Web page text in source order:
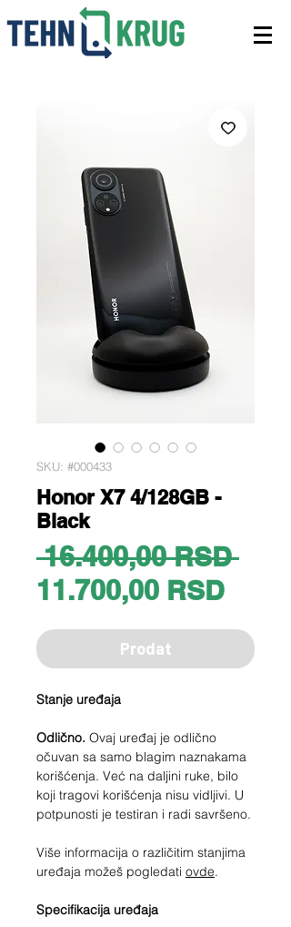
SKU: #000433
Honor X7 4/128GB -
Black
16.400,00 RSD
11.700,00 RSDSale
Price
Prodat
Stanje uređaja
Odlično. Ovaj uređaj je odlično
očuvan sa samo blagim naznakama
korišćenja. Već na daljini ruke, bilo
koji tragovi korišćenja nisu vidljivi. U
potpunosti je testiran i radi savršeno.
Više informacija o različitim stanjima
uređaja možeš pogledati ovde.
Specifikacija uređaja